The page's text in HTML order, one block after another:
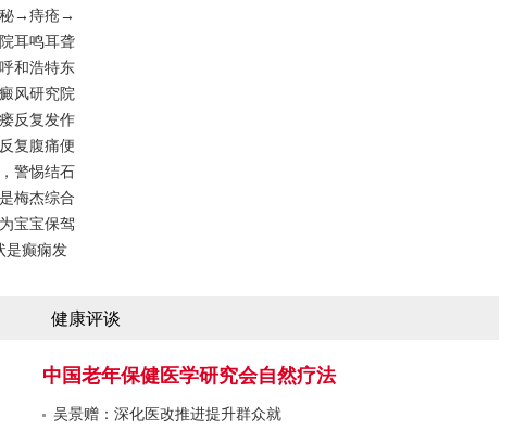
秘→痔疮→
耳鸣耳聋
和浩特东
风研究院
反复发作
复腹痛便
警惕结石
梅杰综合
宝宝保驾
是癫痫发
健康评谈
中国老年保健医学研究会自然疗法
吴景赠：深化医改推进提升群众就